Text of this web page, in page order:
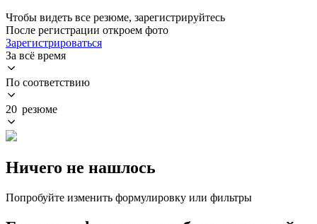
Чтобы видеть все резюме, зарегистрируйтесь
После регистрации откроем фото
Зарегистрироваться
За всё время
По соответствию
20 резюме
Ничего не нашлось
Попробуйте изменить формулировку или фильтры